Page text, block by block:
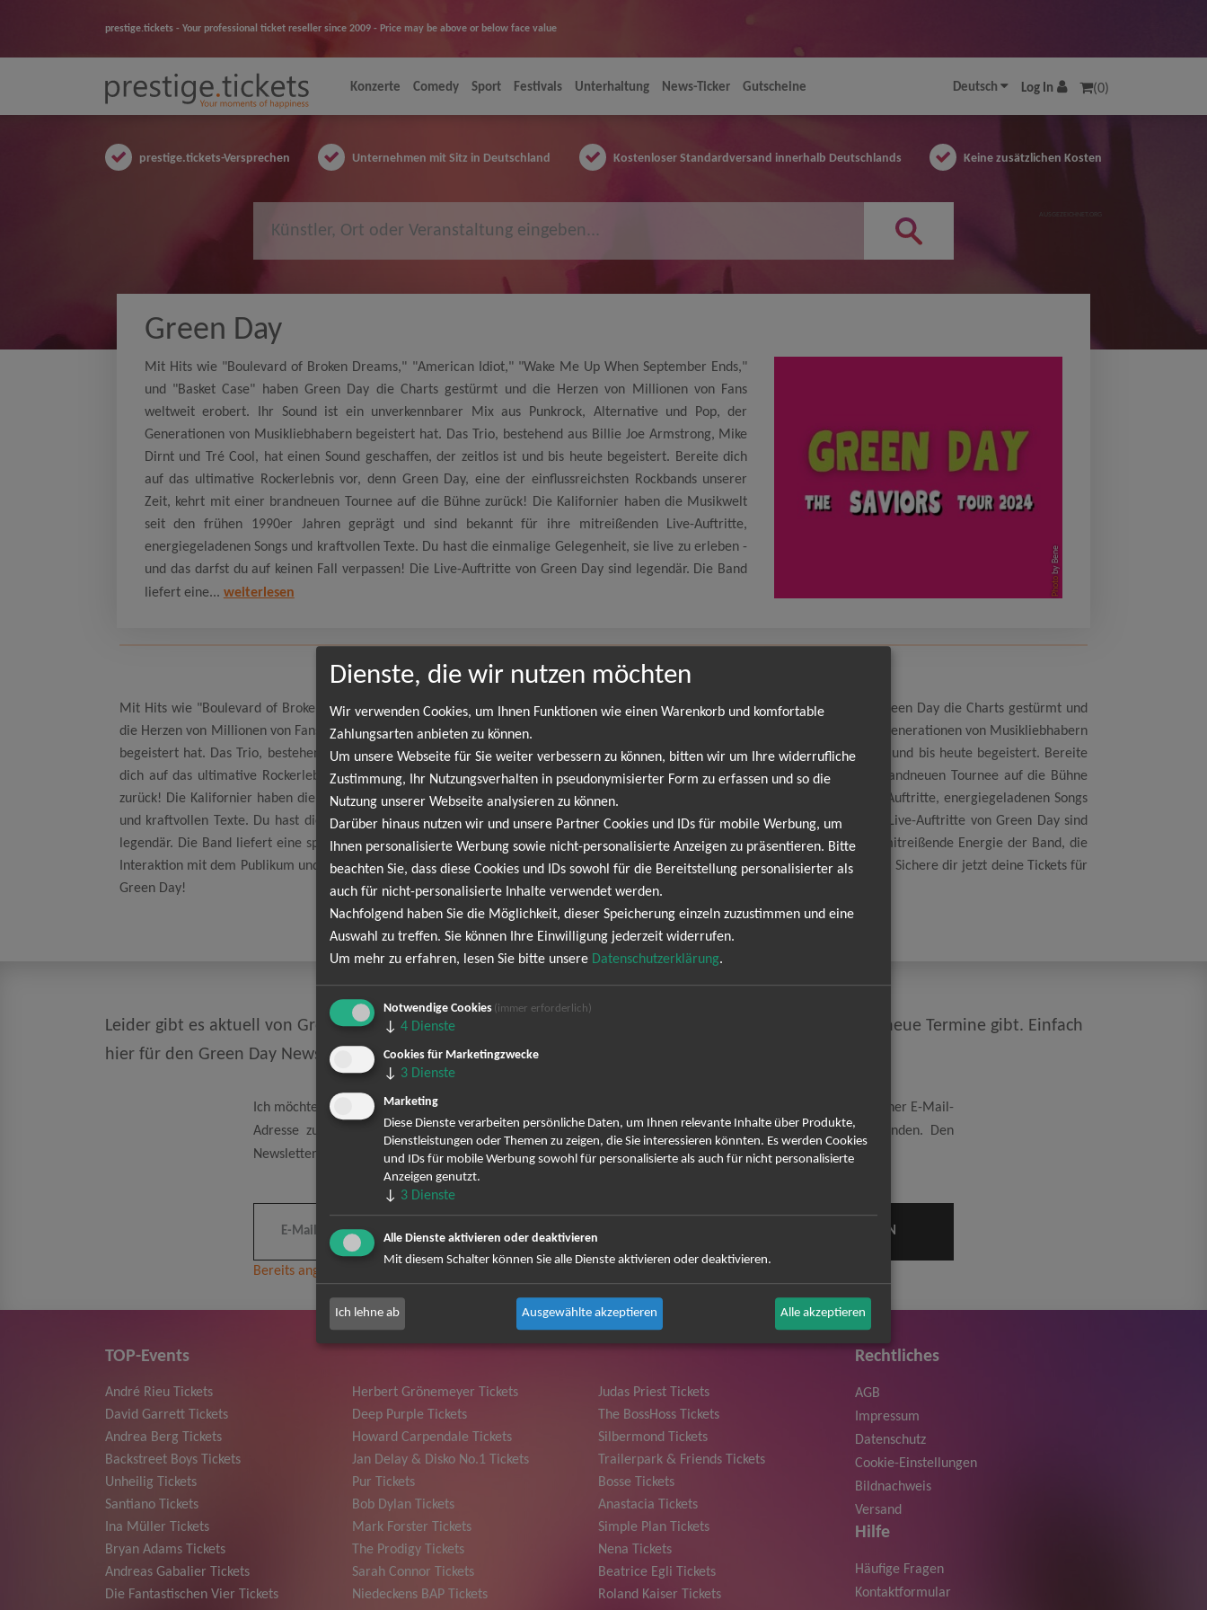
prestige.tickets - Your professional ticket reseller since 2009 - Price may be above or below face value
Deutsch Log In (0)
Konzerte Comedy Sport Festivals Unterhaltung News-Ticker Gutscheine
prestige.tickets-Versprechen Unternehmen mit Sitz in Deutschland Kostenloser Standardversand innerhalb Deutschlands Keine zusätzlichen Kosten
Green Day
Mit Hits wie "Boulevard of Broken Dreams," "American Idiot," "Wake Me Up When September Ends,"
und "Basket Case" haben Green Day die Charts gestürmt und die Herzen von Millionen von Fans
weltweit erobert. Ihr Sound ist ein unverkennbarer Mix aus Punkrock, Alternative und Pop, der
Generationen von Musikliebhabern begeistert hat. Das Trio, bestehend aus Billie Joe Armstrong, Mike
Dirnt und Tré Cool, hat einen Sound geschaffen, der zeitlos ist und bis heute begeistert. Bereite dich
auf das ultimative Rockerlebnis vor, denn Green Day, eine der einflussreichsten Rockbands unserer
Zeit, kehrt mit einer brandneuen Tournee auf die Bühne zurück! Die Kalifornier haben die Musikwelt
seit den frühen 1990er Jahren geprägt und sind bekannt für ihre mitreißenden Live-Auftritte,
energiegeladenen Songs und kraftvollen Texte. Du hast die einmalige Gelegenheit, sie live zu erleben -
und das darfst du auf keinen Fall verpassen! Die Live-Auftritte von Green Day sind legendär. Die Band
liefert eine... weiterlesen Photo
by Bene
Green Day
Mit Hits wie "Boulevard of Broken Dreams," "American Idiot," "Wake Me Up When September Ends," und "Basket Case" haben Green Day die Charts gestürmt und
die Herzen von Millionen von Fans weltweit erobert. Ihr Sound ist ein unverkennbarer Mix aus Punkrock, Alternative und Pop, der Generationen von Musikliebhabern
begeistert hat. Das Trio, bestehend aus Billie Joe Armstrong, Mike Dirnt und Tré Cool, hat einen Sound geschaffen, der zeitlos ist und bis heute begeistert. Bereite
dich auf das ultimative Rockerlebnis vor, denn Green Day, eine der einflussreichsten Rockbands unserer Zeit, kehrt mit einer brandneuen Tournee auf die Bühne
zurück! Die Kalifornier haben die Musikwelt seit den frühen 1990er Jahren geprägt und sind bekannt für ihre mitreißenden Live-Auftritte, energiegeladenen Songs
und kraftvollen Texte. Du hast die einmalige Gelegenheit, sie live zu erleben - und das darfst du auf keinen Fall verpassen! Die Live-Auftritte von Green Day sind
legendär. Die Band liefert eine spektakuläre Show, bei der du dich in einer Atmosphäre aus purem Adrenalin wiederfindest. Die mitreißende Energie der Band, die
Interaktion mit dem Publikum und die kraftvollen Botschaften ihrer Songs machen jedes Konzert zu einem unvergesslichen Erlebnis. Sichere dir jetzt deine Tickets für
Green Day!
NEWSLETTER
Leider gibt es aktuell von Green Day keine Termine. Wir informieren dich jedoch gerne direkt, sobald es neue Termine gibt. Einfach
hier für den Green Day Newsletter anmelden und keine Angebote und Tourdaten mehr verpassen!
Ich möchte den regelmäßig erscheinenden Newsletter abonnieren und bin daher mit einer Speicherung meiner E-Mail-
Adresse zum Zweck der Zustellung des Newsletters entsprechend derDatenschutzerklärungeinverstanden. Den
Newsletter kann ich jederzeit wieder abbestellen.
Bereits angemeldet? Hier können Sie sich abmelden ...
TOP-Events
André Rieu Tickets
David Garrett Tickets
Andrea Berg Tickets
Backstreet Boys Tickets
Unheilig Tickets
Santiano Tickets
Ina Müller Tickets
Bryan Adams Tickets
Andreas Gabalier Tickets
Die Fantastischen Vier Tickets
Herbert Grönemeyer Tickets
Deep Purple Tickets
Howard Carpendale Tickets
Jan Delay & Disko No.1 Tickets
Pur Tickets
Bob Dylan Tickets
Mark Forster Tickets
The Prodigy Tickets
Sarah Connor Tickets
Niedeckens BAP Tickets
Judas Priest Tickets
The BossHoss Tickets
Silbermond Tickets
Trailerpark & Friends Tickets
Bosse Tickets
Anastacia Tickets
Simple Plan Tickets
Nena Tickets
Beatrice Egli Tickets
Roland Kaiser Tickets
Rechtliches
AGB
Impressum
Datenschutz
Cookie-Einstellungen
Bildnachweis
Versand
Hilfe
Häufige Fragen
Kontaktformular
Dienste, die wir nutzen möchten
Wir verwenden Cookies, um Ihnen Funktionen wie einen Warenkorb und komfortable
Zahlungsarten anbieten zu können.
Um unsere Webseite für Sie weiter verbessern zu können, bitten wir um Ihre widerrufliche
Zustimmung, Ihr Nutzungsverhalten in pseudonymisierter Form zu erfassen und so die
Nutzung unserer Webseite analysieren zu können.
Darüber hinaus nutzen wir und unsere Partner Cookies und IDs für mobile Werbung, um
Ihnen personalisierte Werbung sowie nicht-personalisierte Anzeigen zu präsentieren. Bitte
beachten Sie, dass diese Cookies und IDs sowohl für die Bereitstellung personalisierter als
auch für nicht-personalisierte Inhalte verwendet werden.
Nachfolgend haben Sie die Möglichkeit, dieser Speicherung einzeln zuzustimmen und eine
Auswahl zu treffen. Sie können Ihre Einwilligung jederzeit widerrufen.
Um mehr zu erfahren, lesen Sie bitte unsere Datenschutzerklärung.
Notwendige Cookies (immer erforderlich)
↓ 4 Dienste
Cookies für Marketingzwecke
↓ 3 Dienste
Marketing
Diese Dienste verarbeiten persönliche Daten, um Ihnen relevante Inhalte über Produkte,
Dienstleistungen oder Themen zu zeigen, die Sie interessieren könnten. Es werden Cookies
und IDs für mobile Werbung sowohl für personalisierte als auch für nicht personalisierte
Anzeigen genutzt.
↓ 3 Dienste
Alle Dienste aktivieren oder deaktivieren
Mit diesem Schalter können Sie alle Dienste aktivieren oder deaktivieren.
Ich lehne ab Ausgewählte akzeptieren Alle akzeptieren